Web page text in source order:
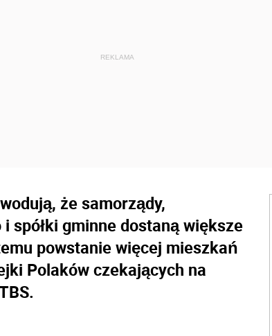
że samorządy,
spółki gminne dostaną większe
powstanie więcej mieszkań
Polaków czekających na